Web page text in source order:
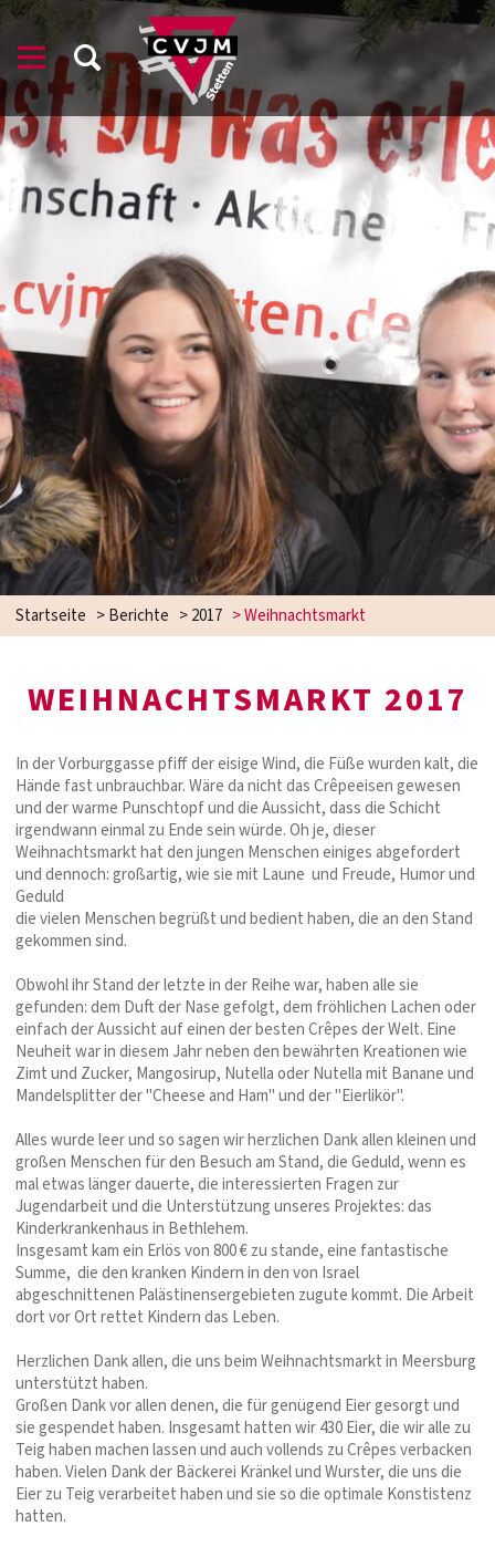
Startseite >Berichte >2017 >Weihnachtsmarkt
WEIHNACHTSMARKT 2017
In der Vorburggasse pfiff der eisige Wind, die Füße wurden kalt, die
Hände fast unbrauchbar. Wäre da nicht das Crêpeeisen gewesen
und der warme Punschtopf und die Aussicht, dass die Schicht
irgendwann einmal zu Ende sein würde. Oh je, dieser
Weihnachtsmarkt hat den jungen Menschen einiges abgefordert
und dennoch: großartig, wie sie mit Laune und Freude, Humor und
Geduld
die vielen Menschen begrüßt und bedient haben, die an den Stand
gekommen sind.
Obwohl ihr Stand der letzte in der Reihe war, haben alle sie
gefunden: dem Duft der Nase gefolgt, dem fröhlichen Lachen oder
einfach der Aussicht auf einen der besten Crêpes der Welt. Eine
Neuheit war in diesem Jahr neben den bewährten Kreationen wie
Zimt und Zucker, Mangosirup, Nutella oder Nutella mit Banane und
Mandelsplitter der "Cheese and Ham" und der "Eierlikör".
Alles wurde leer und so sagen wir herzlichen Dank allen kleinen und
großen Menschen für den Besuch am Stand, die Geduld, wenn es
mal etwas länger dauerte, die interessierten Fragen zur
Jugendarbeit und die Unterstützung unseres Projektes: das
Kinderkrankenhaus in Bethlehem.
Insgesamt kam ein Erlös von 800 € zu stande, eine fantastische
Summe, die den kranken Kindern in den von Israel
abgeschnittenen Palästinensergebieten zugute kommt. Die Arbeit
dort vor Ort rettet Kindern das Leben.
Herzlichen Dank allen, die uns beim Weihnachtsmarkt in Meersburg
unterstützt haben.
Großen Dank vor allen denen, die für genügend Eier gesorgt und
sie gespendet haben. Insgesamt hatten wir 430 Eier, die wir alle zu
Teig haben machen lassen und auch vollends zu Crêpes verbacken
haben. Vielen Dank der Bäckerei Kränkel und Wurster, die uns die
Eier zu Teig verarbeitet haben und sie so die optimale Konstistenz
hatten.